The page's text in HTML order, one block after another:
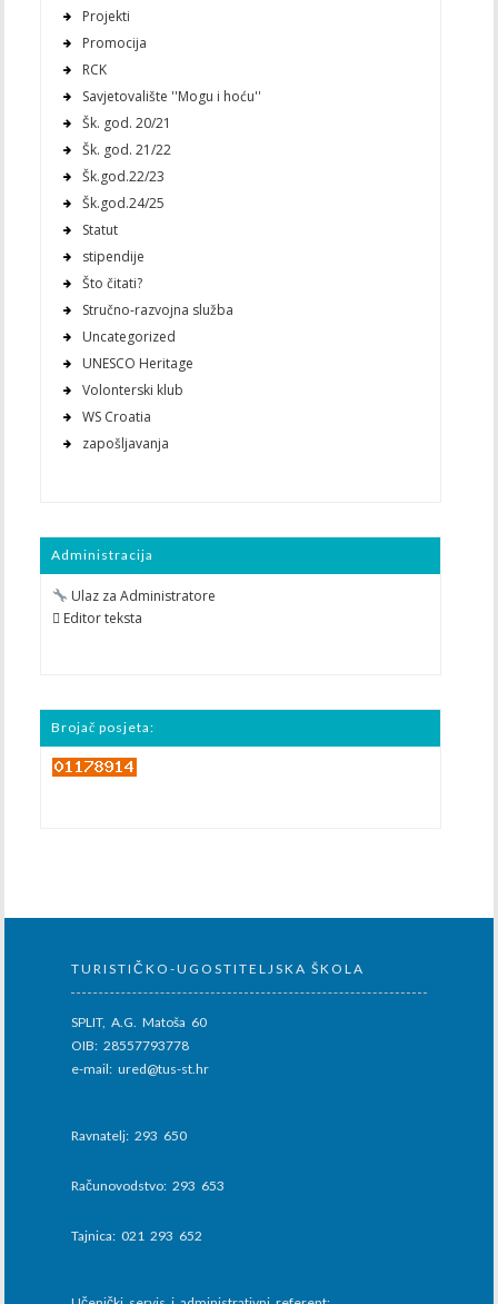
Projekti
Promocija
RCK
Savjetovalište ''Mogu i hoću''
Šk. god. 20/21
Šk. god. 21/22
Šk.god.22/23
Šk.god.24/25
Statut
stipendije
Što čitati?
Stručno-razvojna služba
Uncategorized
UNESCO Heritage
Volonterski klub
WS Croatia
zapošljavanja
Administracija
Ulaz za Administratore
 Editor teksta
Brojač posjeta:
TURISTIČKO-UGOSTITELJSKA ŠKOLA
SPLIT, A.G. Matoša 60
OIB: 28557793778
e-mail: ured@tus-st.hr
Ravnatelj: 293 650
Računovodstvo: 293 653
Tajnica: 021 293 652